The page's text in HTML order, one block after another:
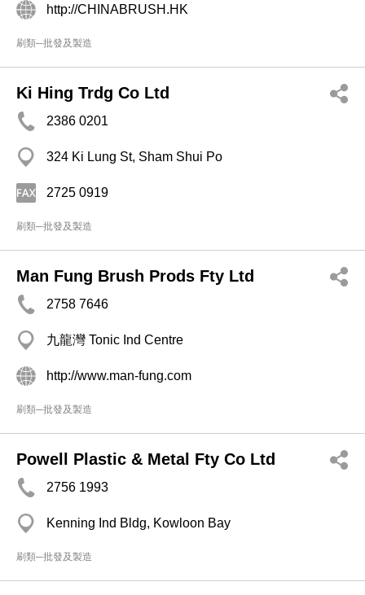
http://CHINABRUSH.HK
刷類─批發及製造
Ki Hing Trdg Co Ltd
2386 0201
324 Ki Lung St, Sham Shui Po
2725 0919
刷類─批發及製造
Man Fung Brush Prods Fty Ltd
2758 7646
九龍灣 Tonic Ind Centre
http://www.man-fung.com
刷類─批發及製造
Powell Plastic & Metal Fty Co Ltd
2756 1993
Kenning Ind Bldg, Kowloon Bay
刷類─批發及製造